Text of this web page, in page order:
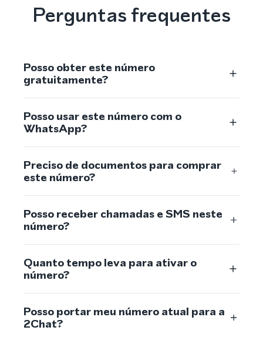
Perguntas frequentes
Posso obter este número
gratuitamente?
Posso usar este número com o
WhatsApp?
Preciso de documentos para comprar
este número?
Posso receber chamadas e SMS neste
número?
Quanto tempo leva para ativar o
número?
Posso portar meu número atual para a
2Chat?